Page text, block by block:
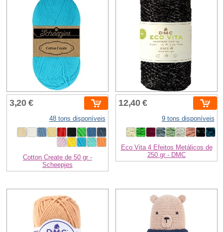
3,20 €
48 tons disponíveis
Cotton Create de 50 gr -
Scheepjes
12,40 €
9 tons disponíveis
Eco Vita 4 Efeitos Metálicos de
250 gr - DMC